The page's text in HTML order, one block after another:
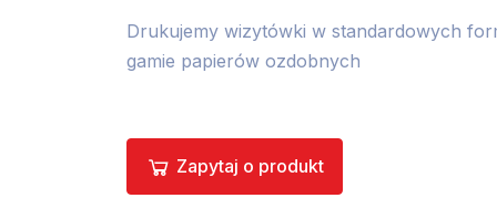
Drukujemy wizytówki w standardowych
gamie papierów ozdobnych
Zapytaj o produkt